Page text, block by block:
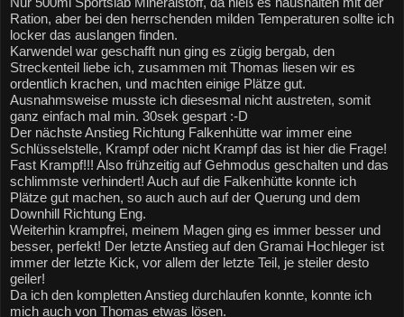
Ration, aber bei den herrschenden milden Temperaturen sollte ich
locker das auslangen finden.
Karwendel war geschafft nun ging es zügig bergab, den
Streckenteil liebe ich, zusammen mit Thomas liesen wir es
ordentlich krachen, und machten einige Plätze gut.
Ausnahmsweise musste ich diesesmal nicht austreten, somit
ganz einfach mal min. 30sek gespart :-D
Der nächste Anstieg Richtung Falkenhütte war immer eine
Schlüsselstelle, Krampf oder nicht Krampf das ist hier die Frage!
Fast Krampf!!! Also frühzeitig auf Gehmodus geschalten und das
schlimmste verhindert! Auch auf die Falkenhütte konnte ich
Plätze gut machen, so auch auch auf der Querung und dem
Downhill Richtung Eng.
Weiterhin krampfrei, meinem Magen ging es immer besser und
besser, perfekt! Der letzte Anstieg auf den Gramai Hochleger ist
immer der letzte Kick, vor allem der letzte Teil, je steiler desto
geiler!
Da ich den kompletten Anstieg durchlaufen konnte, konnte ich
mich auch von Thomas etwas lösen.